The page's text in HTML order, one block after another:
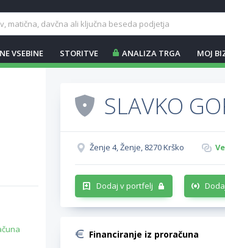
VSEBINE STORITVE ANALIZA TRGA MOJ
SLAVKO
Ženje 4, Ženje, 8270 Krško
Dodaj v portfelj
Financiranje iz proračuna